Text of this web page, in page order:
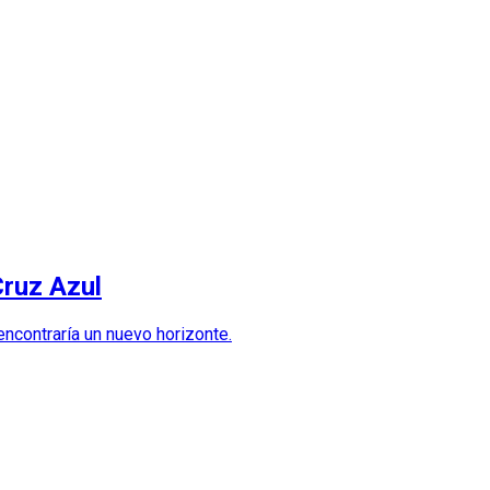
Azul
un nuevo horizonte.